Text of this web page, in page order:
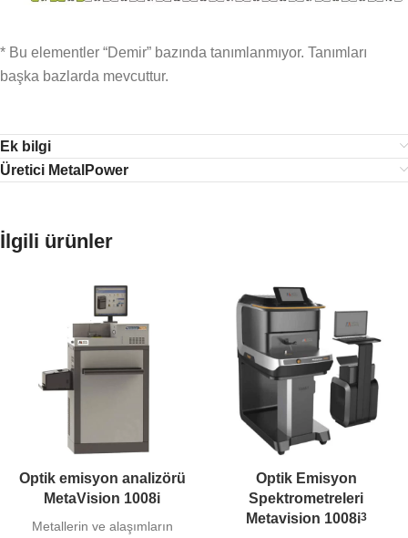
* Bu elementler “Demir” bazında tanımlanmıyor. Tanımları
başka bazlarda mevcuttur.
Ek bilgi
Üretici MetalPower
İlgili ürünler
Optik emisyon analizörü
MetaVision 1008i
Metallerin ve alaşımların
Optik Emisyon
Spektrometreleri
Metavision 1008i3